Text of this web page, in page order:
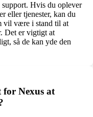
support. Hvis du oplever
eller tjenester, kan du
vil være i stand til at
Det er vigtigt at
så de kan yde den
Nexus at